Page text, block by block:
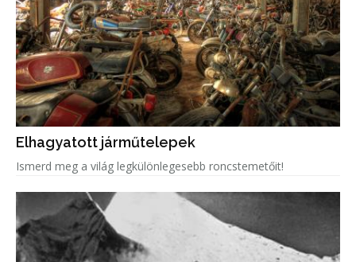
Elhagyatott járműtelepek
Ismerd meg a világ legkülönlegesebb roncstemetőit!